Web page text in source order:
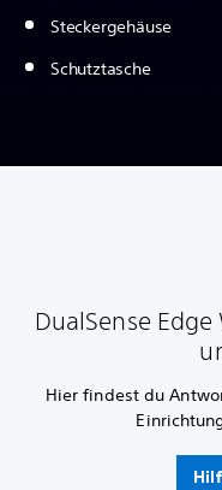
Steckergehäuse
Schutztasche
DualSense
Hier findest du